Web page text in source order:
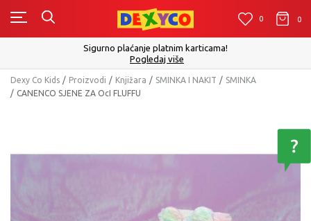
0 0
Sigurno plaćanje platnim karticama!
Pogledaj više
Dexy Co Kids Proizvodi Knjižara SMINKA I NAKIT
SMINKA
CANENCO SJENE ZA OcI FLUFFU